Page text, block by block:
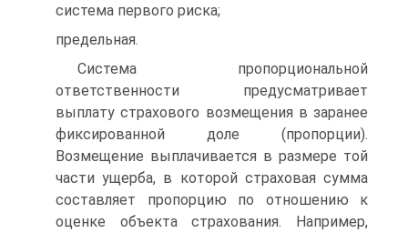
система первого риска;
предельная.
Система пропорциональной
ответственности предусматривает
выплату страхового возмещения в заранее
фиксированной доле (про­порции).
Возмещение выплачивается в размере той
части ущерба, в которой страховая сумма
составляет пропорцию по отношению к
оценке объекта страхования. Например,